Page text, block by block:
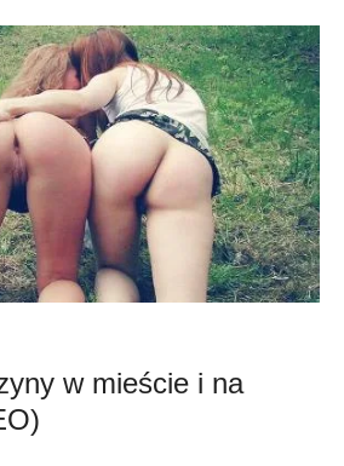
w mieście i na